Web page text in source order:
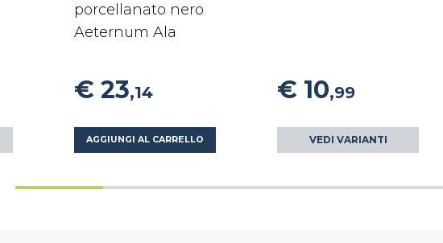
porcellanato nero
Aeternum Ala
€ 23,14
AGGIUNGI AL CARRELLO
€ 10,99
VEDI VARIANTI